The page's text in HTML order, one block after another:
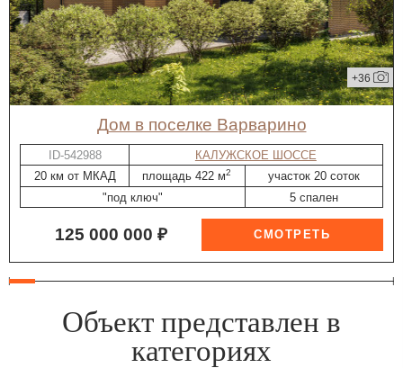
+36
дом в поселке Варварино
ID-542988
КАЛУЖСКОЕ ШОССЕ
20 км от МКАД
площадь 422 м2
участок 20 соток
"под ключ"
5 спален
125 000 000 ₽
Объект представлен в
категориях